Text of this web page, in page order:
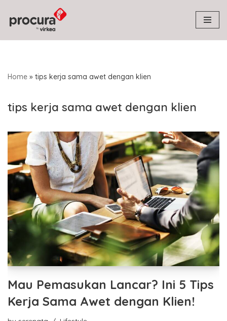
Skip
to
Home » tips kerja sama awet dengan klien
tips kerja sama awet dengan klien
Mau Pemasukan Lancar? Ini 5 Tips
Kerja Sama Awet dengan Klien!